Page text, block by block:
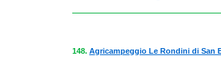
148. Agricampeggio Le Rondini di San